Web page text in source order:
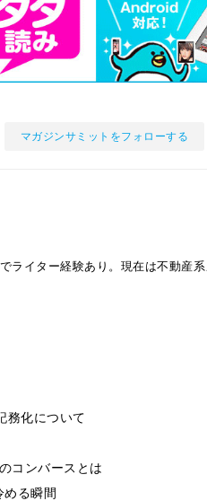
マガジンサミットをフォローする
ライター経験あり。現在は不動産系
務化について
コンバースとは
る瞬間